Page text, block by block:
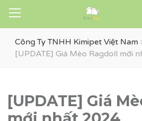
Công Ty TNHH Kimipet Việt Nam
[UPDATE] Giá Mèo Ragdoll mới
[UPDATE] Giá